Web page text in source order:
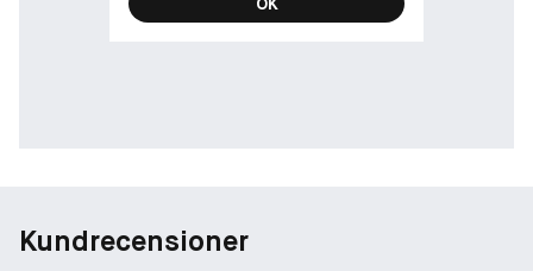
Kundrecensioner